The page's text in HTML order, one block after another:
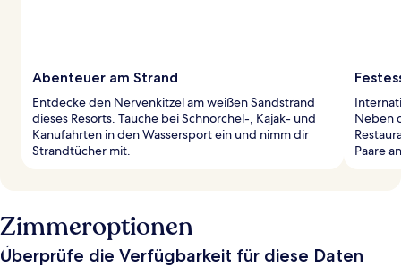
Abenteuer am Strand
Entdecke den Nervenkitzel am weißen Sandstrand
dieses Resorts. Tauche bei Schnorchel-, Kajak- und
Kanufahrten in den Wassersport ein und nimm dir
Strandtücher mit.
Neben
Paare
Zimmeroptionen
Überprüfe die Verfügbarkeit für diese Daten